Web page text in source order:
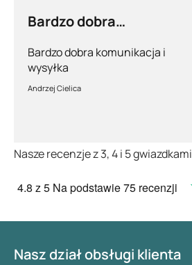
Bardzo dobra
Bardzo dobra komunikacja i
wysyłka
Andrzej Cielica
Nasze recenzje z 3, 4 i 5 gwiazdkami
4.8 z 5 Na podstawie75 recenzji
Nasz dział obsługi klienta